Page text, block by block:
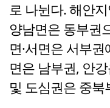
로 나뉜다. 해안
양남면은 동부권
면·서면은 서부
면은 남부권, 안
및 도심권은 중